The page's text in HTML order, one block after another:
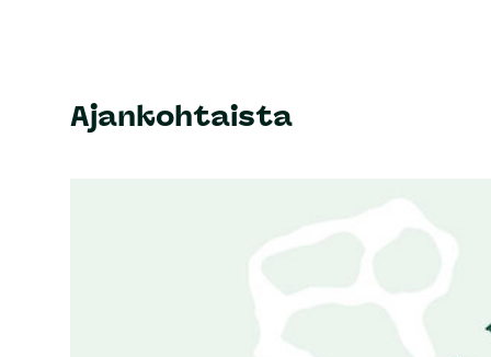
Ajankohtaista